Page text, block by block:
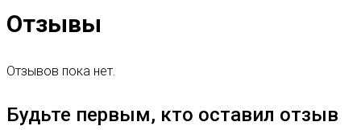
Отзывы
Отзывов пока нет.
Будьте первым, кто оставил отзыв